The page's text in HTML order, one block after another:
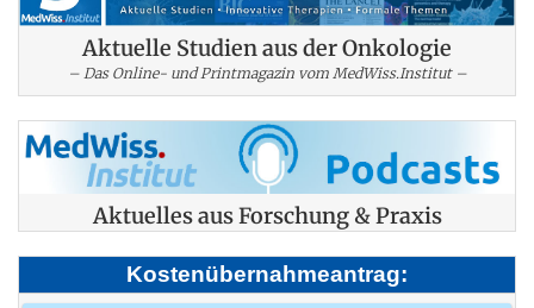
Aktuelle Studien aus der Onkologie
– Das Online- und Printmagazin vom MedWiss.Institut –
Aktuelles aus Forschung & Praxis
Kostenübernahmeantrag: